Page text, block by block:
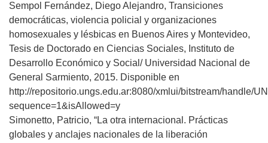
Sempol Fernández, Diego Alejandro, Transiciones
democráticas, violencia policial y organizaciones
homosexuales y lésbicas en Buenos Aires y Montevideo,
Tesis de Doctorado en Ciencias Sociales, Instituto de
Desarrollo Económico y Social/ Universidad Nacional de
General Sarmiento, 2015. Disponible en
http://repositorio.ungs.edu.ar:8080/xmlui/bitstream/handle/
sequence=1&isAllowed=y
Simonetto, Patricio, “La otra internacional. Prácticas
globales y anclajes nacionales de la liberación